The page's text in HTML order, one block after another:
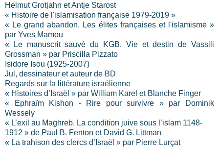
Helmut Grotjahn et Antje Starost
« Histoire de l'islamisation française 1979-2019 »
« Le grand abandon. Les élites françaises et l'islamisme »
par Yves Mamou
« Le manuscrit sauvé du KGB. Vie et destin de Vassili
Grossman » par Priscilla Pizzato
Isidore Isou (1925-2007)
Jul, dessinateur et auteur de BD
Regards sur la littérature israélienne
« Histoires d’Israël » par William Karel et Blanche Finger
« Ephraïm Kishon - Rire pour survivre » par Dominik
Wessely
« L’exil au Maghreb. La condition juive sous l’islam 1148-
1912 » de Paul B. Fenton et David G. Littman
« La trahison des clercs d’Israël » par Pierre Lurçat